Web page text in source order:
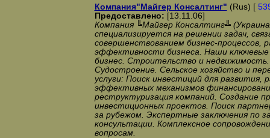
Компания"Майгер Консалтинг" (Rus) [
Предоставлено: [13.11.06]
Компания ╚Майгер Консалтинг╩
специализируется на решении задач,
совершенствованием бизнес-процессов,
эффективности бизнеса. Наши
бизнес. Строительство и
Судостроение. Сельское хозяйство и
услуги: Поиск инвестиций для развития,
эффективных механизмов
реструктуризация компаний. Создание
инвестиционных проектов. Поиск
за рубежом. Экспертные заключения по
консультации. Комплексное
вопросам.